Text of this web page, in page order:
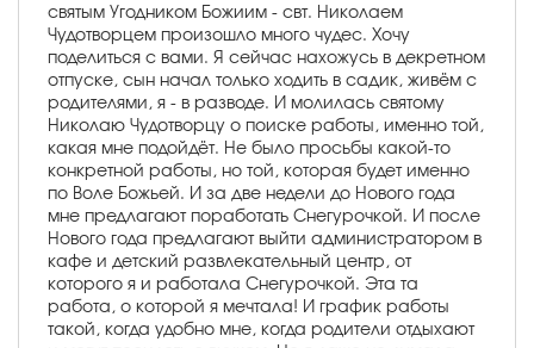
святым Угодником Божиим - свт. Николаем
Чудотворцем произошло много чудес. Хочу
поделиться с вами. Я сейчас нахожусь в декретном
отпуске, сын начал только ходить в садик, живём с
родителями, я - в разводе. И молилась святому
Николаю Чудотворцу о поиске работы, именно той,
какая мне подойдёт. Не было просьбы какой-то
конкретной работы, но той, которая будет именно
по Воле Божьей. И за две недели до Нового года
мне предлагают поработать Снегурочкой. И после
Нового года предлагают выйти администратором в
кафе и детский развлекательный центр, от
которого я и работала Снегурочкой. Эта та
работа, о которой я мечтала! И график работы
такой, когда удобно мне, когда родители отдыхают